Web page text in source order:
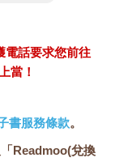
電話要求您前往
當！
書服務條款。
Readmoo(兌換